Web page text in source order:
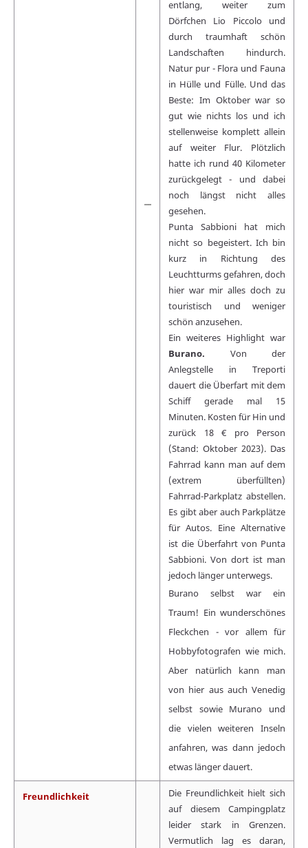
entlang, weiter zum
Dörfchen Lio Piccolo und
durch traumhaft schön
Landschaften hindurch.
Natur pur - Flora und Fauna
in Hülle und Fülle. Und das
Beste: Im Oktober war so
gut wie nichts los und ich
stellenweise komplett allein
auf weiter Flur. Plötzlich
hatte ich rund 40 Kilometer
zurückgelegt - und dabei
noch längst nicht alles
gesehen.
Punta Sabbioni hat mich
nicht so begeistert. Ich bin
kurz in Richtung des
Leuchtturms gefahren, doch
hier war mir alles doch zu
touristisch und weniger
schön anzusehen.
Ein weiteres Highlight war
Burano. Von der
Anlegstelle in Treporti
dauert die Überfart mit dem
Schiff gerade mal 15
Minuten. Kosten für Hin und
zurück 18 € pro Person
(Stand: Oktober 2023). Das
Fahrrad kann man auf dem
(extrem überfüllten)
Fahrrad-Parkplatz abstellen.
Es gibt aber auch Parkplätze
für Autos. Eine Alternative
ist die Überfahrt von Punta
Sabbioni. Von dort ist man
jedoch länger unterwegs.
Burano selbst war ein
Traum! Ein wunderschönes
Fleckchen - vor allem für
Hobbyfotografen wie mich.
Aber natürlich kann man
von hier aus auch Venedig
selbst sowie Murano und
die vielen weiteren Inseln
anfahren, was dann jedoch
etwas länger dauert.
Freundlichkeit
Die Freundlichkeit hielt sich
auf diesem Campingplatz
leider stark in Grenzen.
Vermutlich lag es daran,